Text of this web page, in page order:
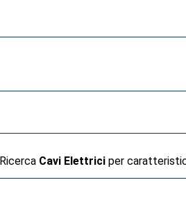
Ricerca Cavi Elettrici per